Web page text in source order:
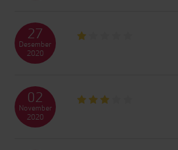
27
Desember
2020
02
November
2020